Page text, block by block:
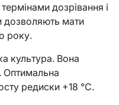
дозрівання і
дозволяють мати
року.
культура. Вона
Оптимальна
редиски +18 °С.